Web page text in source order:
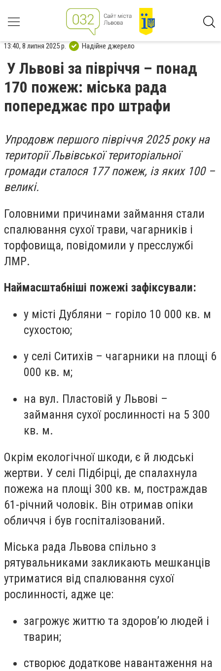
13:40, 8 липня 2025 р. Надійне джерело
У Львові за півріччя – понад
170 пожеж: міська рада
попереджає про штрафи
Упродовж першого півріччя 2025 року на
території Львівської територіальної
громади сталося 177 пожеж, із яких 100 –
великі.
Головними причинами займання стали
спалювання сухої трави, чагарників і
торфовища, повідомили у пресслужбі
ЛМР.
Наймасштабніші пожежі зафіксували:
у місті Дубляни – горіло 10 000 кв. м
сухостою;
у селі Ситихів – чагарники на площі 6
000 кв. м;
на вул. Пластовій у Львові –
займання сухої рослинності на 5 300
кв. м.
Окрім екологічної шкоди, є й людські
жертви. У селі Підбірці, де спалахнула
пожежа на площі 300 кв. м, постраждав
61-річний чоловік. Він отримав опіки
обличчя і був госпіталізований.
Міська рада Львова спільно з
рятувальниками закликають мешканців
утриматися від спалювання сухої
рослинності, адже це:
загрожує життю та здоров’ю людей і
тварин;
створює додаткове навантаження на